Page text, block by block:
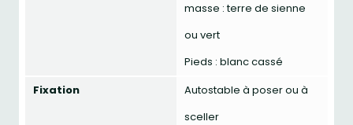
masse : terre de sienne
ou vert
Pieds : blanc cassé
Fixation
Autostable à poser ou à
sceller